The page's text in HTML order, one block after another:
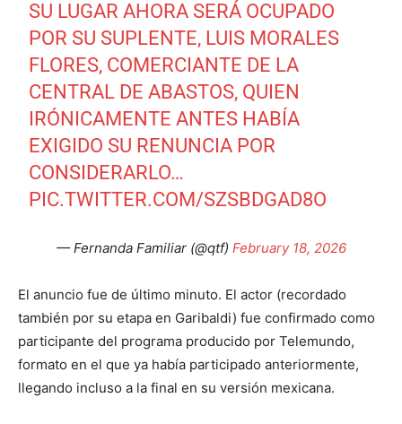
SU LUGAR AHORA SERÁ OCUPADO
POR SU SUPLENTE, LUIS MORALES
FLORES, COMERCIANTE DE LA
CENTRAL DE ABASTOS, QUIEN
IRÓNICAMENTE ANTES HABÍA
EXIGIDO SU RENUNCIA POR
CONSIDERARLO…
PIC.TWITTER.COM/SZSBDGAD8O
— Fernanda Familiar (@qtf) February 18, 2026
El anuncio fue de último minuto. El actor (recordado
también por su etapa en Garibaldi) fue confirmado como
participante del programa producido por Telemundo,
formato en el que ya había participado anteriormente,
llegando incluso a la final en su versión mexicana.